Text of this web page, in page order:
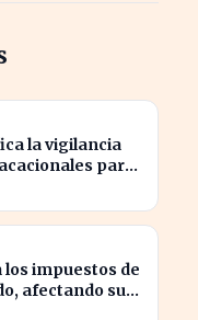
la vigilancia
para
los impuestos de
afectando su